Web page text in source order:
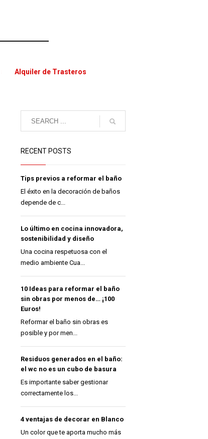
Alquiler de Trasteros
RECENT POSTS
Tips previos a reformar el baño
El éxito en la decoración de baños
depende de c...
Lo último en cocina innovadora,
sostenibilidad y diseño
Una cocina respetuosa con el
medio ambiente Cua...
10 Ideas para reformar el baño
sin obras por menos de… ¡100
Euros!
Reformar el baño sin obras es
posible y por men...
Residuos generados en el baño:
el wc no es un cubo de basura
Es importante saber gestionar
correctamente los...
4 ventajas de decorar en Blanco
Un color que te aporta mucho más